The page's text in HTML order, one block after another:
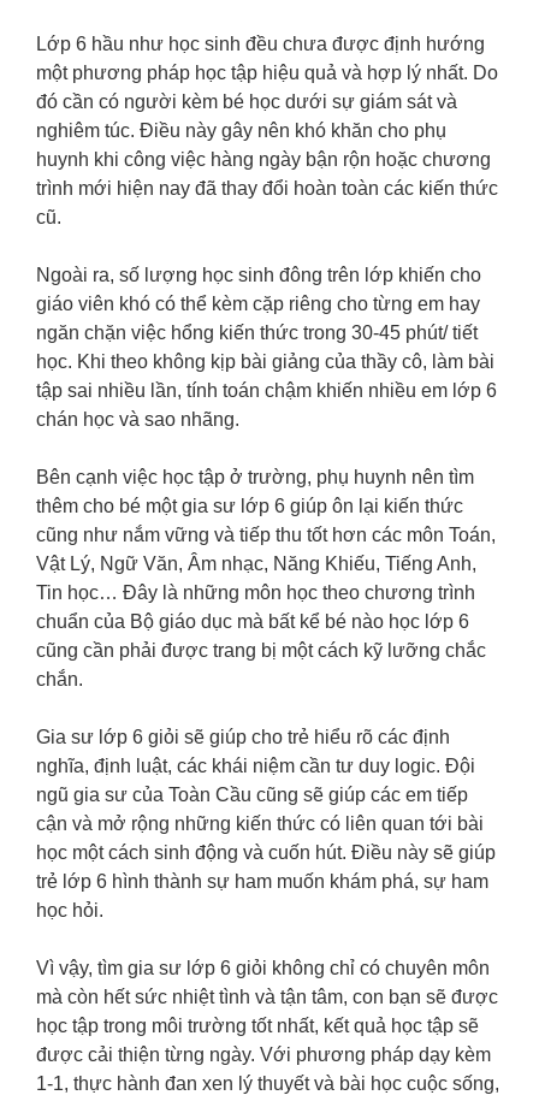
Lớp 6 hầu như học sinh đều chưa được định hướng
một phương pháp học tập hiệu quả và hợp lý nhất. Do
đó cần có người kèm bé học dưới sự giám sát và
nghiêm túc. Điều này gây nên khó khăn cho phụ
huynh khi công việc hàng ngày bận rộn hoặc chương
trình mới hiện nay đã thay đổi hoàn toàn các kiến thức
cũ.
Ngoài ra, số lượng học sinh đông trên lớp khiến cho
giáo viên khó có thể kèm cặp riêng cho từng em hay
ngăn chặn việc hổng kiến thức trong 30-45 phút/ tiết
học. Khi theo không kịp bài giảng của thầy cô, làm bài
tập sai nhiều lần, tính toán chậm khiến nhiều em lớp 6
chán học và sao nhãng.
Bên cạnh việc học tập ở trường, phụ huynh nên tìm
thêm cho bé một gia sư lớp 6 giúp ôn lại kiến thức
cũng như nắm vững và tiếp thu tốt hơn các môn Toán,
Vật Lý, Ngữ Văn, Âm nhạc, Năng Khiếu, Tiếng Anh,
Tin học… Đây là những môn học theo chương trình
chuẩn của Bộ giáo dục mà bất kể bé nào học lớp 6
cũng cần phải được trang bị một cách kỹ lưỡng chắc
chắn.
Gia sư lớp 6 giỏi sẽ giúp cho trẻ hiểu rõ các định
nghĩa, định luật, các khái niệm cần tư duy logic. Đội
ngũ gia sư của Toàn Cầu cũng sẽ giúp các em tiếp
cận và mở rộng những kiến thức có liên quan tới bài
học một cách sinh động và cuốn hút. Điều này sẽ giúp
trẻ lớp 6 hình thành sự ham muốn khám phá, sự ham
học hỏi.
Vì vậy, tìm gia sư lớp 6 giỏi không chỉ có chuyên môn
mà còn hết sức nhiệt tình và tận tâm, con bạn sẽ được
học tập trong môi trường tốt nhất, kết quả học tập sẽ
được cải thiện từng ngày. Với phương pháp dạy kèm
1-1, thực hành đan xen lý thuyết và bài học cuộc sống,